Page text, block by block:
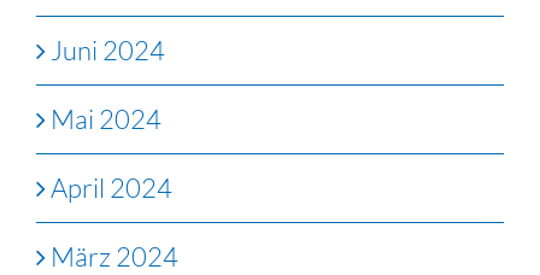
Juni 2024
Mai 2024
April 2024
März 2024